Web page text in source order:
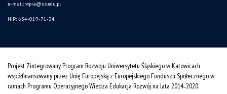
e-mail: wpia@us.edu.pl
NIP: 634-019-71-34
Projekt Zintegrowany Program Rozwoju Uniwersytetu Śląskiego w Katowicach
współfinansowany przez Unię Europejską z Europejskiego Funduszu Społecznego w
ramach Programu Operacyjnego Wiedza Edukacja Rozwój na lata 2014˗2020.